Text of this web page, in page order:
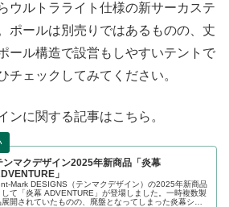
ウルトラライト仕様の新サーカステ
ポールは別売りではあるものの、丈
ール構造で設営もしやすいテントで
チェックしてみてください。
ンに関する記事はこちら。
ンマクデザイン2025年新商品「炎幕
」
Mark DESIGNS（テンマクデザイン）の2025年新商品
して「炎幕 ADVENTURE」が登場しました。一時複数製
展開されていたものの、廃盤となってしまった炎幕シリ